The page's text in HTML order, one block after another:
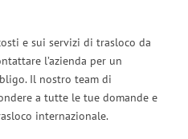
e sui servizi di trasloco da
l’azienda per un
Il nostro team di
a tutte le tue domande e
internazionale.